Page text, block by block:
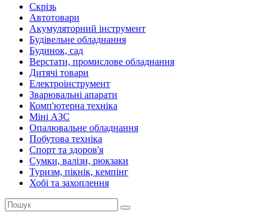
Скрізь
Автотовари
Акумуляторний інструмент
Будівельне обладнання
Будинок, сад
Верстати, промислове обладнання
Дитячі товари
Електроінструмент
Зварювальні апарати
Комп'ютерна техніка
Міні АЗС
Опалювальне обладнання
Побутова техніка
Спорт та здоров'я
Сумки, валізи, рюкзаки
Туризм, пікнік, кемпінг
Хобі та захоплення